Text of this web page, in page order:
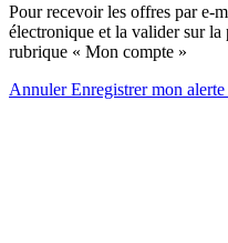
Pour recevoir les offres par e-
électronique et la valider sur la
rubrique « Mon compte »
AnnulerEnregistrer mon alerte